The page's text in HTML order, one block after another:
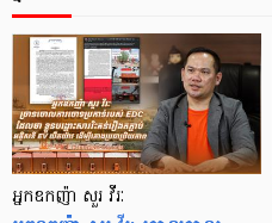
អ្នកឧកញ៉ា សួរ វីរៈ